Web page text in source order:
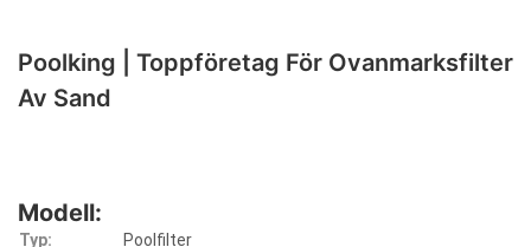
Poolking | Toppföretag För Ovanmarksfilter
Av Sand
Modell:
Typ:
Poolfilter